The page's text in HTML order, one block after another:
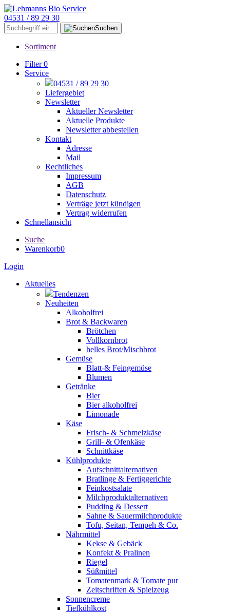
04531 / 89 29 30
Suchen
Sortiment
Filter 0
Service
04531 / 89 29 30
Liefergebiet
Newsletter
Aktueller Newsletter
Aktuelle Produkte
Newsletter abbestellen
Kontakt
Adresse
Mail
Rechtliches
Impressum
AGB
Datenschutz
Verträge jetzt kündigen
Vertrag widerrufen
Schnellansicht
Suche
Warenkorb0
Login
Aktuelles
Tendenzen
Neuheiten
Alkoholfrei
Brot & Backwaren
Brötchen
Vollkornbrot
helles Brot/Mischbrot
Gemüse
Blatt-& Feingemüse
Blumen
Getränke
Bier
Bier alkoholfrei
Limonade
Käse
Frisch- & Schmelzkäse
Grill- & Ofenkäse
Schnittkäse
Kühlprodukte
Aufschnittalternativen
Bratlinge & Fertiggerichte
Feinkostsalate
Milchproduktalternativen
Pudding & Dessert
Sahne & Sauermilchprodukte
Tofu, Seitan, Tempeh & Co.
Nährmittel
Kekse & Gebäck
Konfekt & Pralinen
Riegel
Süßmittel
Tomatenmark & Tomate pur
Zeitschriften & Spielzeug
Sonnencreme
Tiefkühlkost